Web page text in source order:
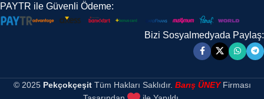
PAYTR ile Güvenli Ödeme:
Bizi Sosyalmedyada Paylaş:
© 2025 PekçokçeşitTüm Hakları Saklıdır. Barış ÜNEYFirması